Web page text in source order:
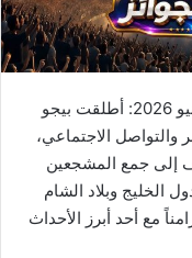
الرياض، المملكة العربية السعودية – 16 يونيو 2026: أطلقت بيجو
والتواصل الاجتماعي،
إلى جمع المشجعين
الخليج وبلاد الشام
مع أحد أبرز الأحداث